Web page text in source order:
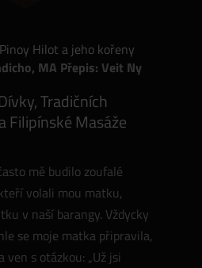
Hilot a jeho kořeny
MA Přepis: Veit Ny
Tradičních
Filipínské Masáže
mě budilo zoufalé
volali mou matku,
v naší barangy. Vždycky
se moje matka připravila,
s otázkou: „Už jsi